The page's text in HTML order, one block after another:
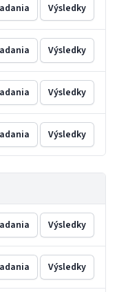
Výsledky
Výsledky
Výsledky
Výsledky
Výsledky
Výsledky